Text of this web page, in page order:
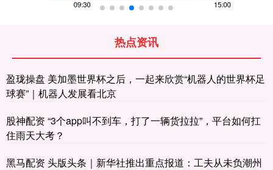
热点资讯
盈珑操盘 美加墨世界杯之后，一起来欣赏“机器人的世界杯足
球赛”｜机器人发展看北京
股神配资 “3个app叫不到车，打了一辆货拉拉”，平台如何扛
住雨天大考？
黑马配资 头版头条｜新华社推出重点报道：工夫从未负潮州